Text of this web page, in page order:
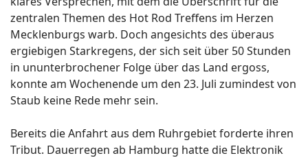
zentralen Themen des Hot Rod Treffens im Herzen
Mecklenburgs warb. Doch angesichts des überaus
ergiebigen Starkregens, der sich seit über 50 Stunden
in ununterbrochener Folge über das Land ergoss,
konnte am Wochenende um den 23. Juli zumindest von
Staub keine Rede mehr sein.
Bereits die Anfahrt aus dem Ruhrgebiet forderte ihren
Tribut. Dauerregen ab Hamburg hatte die Elektronik